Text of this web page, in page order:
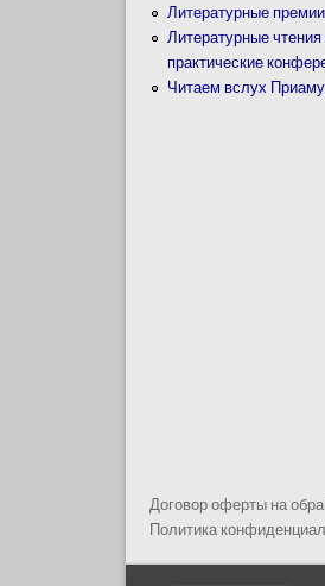
Литературные премии
Литературные чтения
практические
Читаем вслух
Договор оферты на
Политика